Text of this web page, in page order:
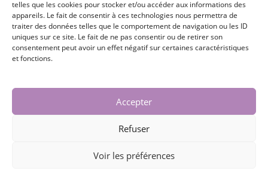
telles que les cookies pour stocker et/ou accéder aux informations des
appareils. Le fait de consentir à ces technologies nous permettra de
traiter des données telles que le comportement de navigation ou les ID
uniques sur ce site. Le fait de ne pas consentir ou de retirer son
consentement peut avoir un effet négatif sur certaines caractéristiques
et fonctions.
Accepter
Refuser
Voir les préférences
Déclaration de confidentialité (UE)
Politique de cookies (UE)
Copyright © 2018 - 2026 TouteslesVosges.fr | Création design par